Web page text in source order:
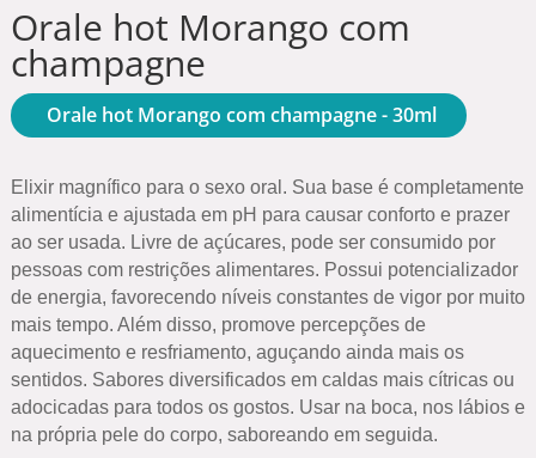
Orale hot Morango com
champagne
Orale hot Morango com champagne - 30ml
Elixir magnífico para o sexo oral. Sua base é completamente
alimentícia e ajustada em pH para causar conforto e prazer
ao ser usada. Livre de açúcares, pode ser consumido por
pessoas com restrições alimentares. Possui potencializador
de energia, favorecendo níveis constantes de vigor por muito
mais tempo. Além disso, promove percepções de
aquecimento e resfriamento, aguçando ainda mais os
sentidos. Sabores diversificados em caldas mais cítricas ou
adocicadas para todos os gostos. Usar na boca, nos lábios e
na própria pele do corpo, saboreando em seguida.